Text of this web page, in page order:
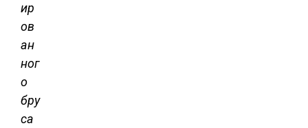
ир
ов
ан
ног
о
бру
са